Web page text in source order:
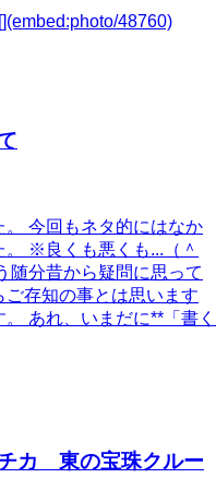
48760)
今回もネタ的にはなか
※良くも悪くも...（＾
随分昔から疑問に思って
存知の事とは思います
あれ、いまだに**「書く
カ 東の宝珠クルー